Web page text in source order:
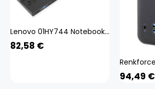
Lenovo 01HY744 Notebook-Dockingstation & Portreplikator Andocken Schwarz (01HY744)
82,58 €
94,49 €